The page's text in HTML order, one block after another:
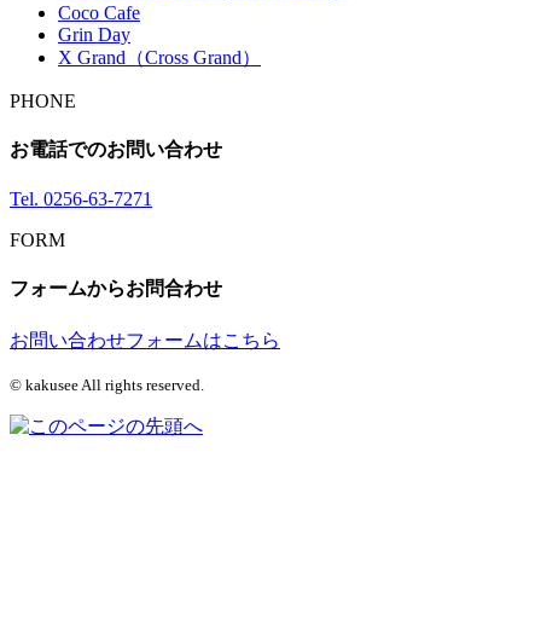
Coco Cafe
Grin Day
X Grand（Cross Grand）
PHONE
お電話でのお問い合わせ
Tel. 0256-63-7271
FORM
フォームからお問合わせ
お問い合わせフォームはこちら
© kakusee All rights reserved.